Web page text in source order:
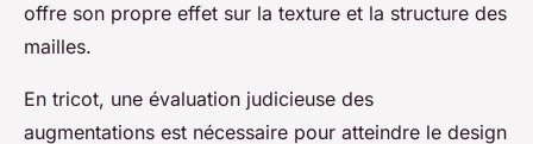
offre son propre effet sur la texture et la structure des
mailles.
En tricot, une évaluation judicieuse des
augmentations est nécessaire pour atteindre le design